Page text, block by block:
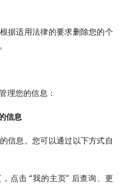
据适用法律的要求删除您的个
理您的信息：
信息
信息。您可以通过以下方式自
点击 “我的主页” 后查询、更